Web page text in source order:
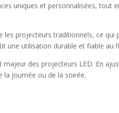
uniques et personnalisées, tout
projecteurs traditionnels, ce
une utilisation durable et fiable au
des projecteurs LED. En
la journée ou de la soirée.